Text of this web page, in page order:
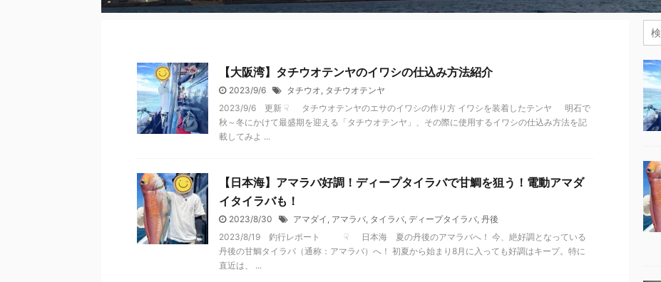
【大阪湾】タチウオテンヤのイワシの仕込み方法紹介
2023/9/6 タチウオ, タチウオテンヤ
2023/9/6 更新 ☟ タチウオテンヤのエサのイワシの作り方 イワシを装着したテンヤ 明石で
秋～冬にかけて最盛期を迎える「タチウオテンヤ」、その際に使用するイワシの仕込み方法を記
載してみよ ...
【日本海】アマラバ好調！ディープタイラバで甘鯛を狙う！電動アマダ
イタイラバも！
2023/8/30 アマダイ , アマラバ, タイラバ, ディープタイラバ, 丹後
2023/8/19 釣行レポート ☟ 日本海 夏の丹後のアマラバへ！ 今、絶好調となっている
丹後の甘鯛タイラバ（通称：アマラバ）へ！ 初夏から始まり8月に入っても好調はキープ。特に
直近は、 ...